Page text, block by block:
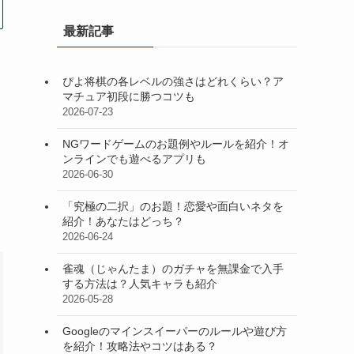
最新記事
ぴよ将棋の各レベルの強さはどれくらい？ア
マチュア初段に勝つコツも
2026-07-23
NGワードゲームのお題例やルールを紹介！オ
ンラインでも遊べるアプリも
2026-06-30
「究極の二択」のお題！恋愛や面白いネタを
紹介！あなたはどっち？
2026-06-24
雀魂（じゃんたま）のガチャを無課金で入手
する方法は？人気キャラも紹介
2026-05-28
Googleのマインスイーパーのルールや遊び方
を紹介！攻略法やコツはある？